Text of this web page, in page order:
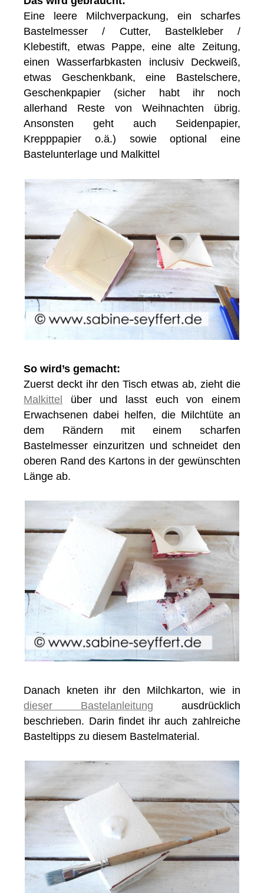
Eine leere Milchverpackung, ein scharfes
Bastelmesser / Cutter, Bastelkleber /
Klebestift, etwas Pappe, eine alte Zeitung,
einen Wasserfarbkasten inclusiv Deckweiß,
etwas Geschenkbank, eine Bastelschere,
Geschenkpapier (sicher habt ihr noch
allerhand Reste von Weihnachten übrig.
Ansonsten geht auch Seidenpapier,
Krepppapier o.ä.) sowie optional eine
Bastelunterlage und Malkittel
So wird’s gemacht:
Zuerst deckt ihr den Tisch etwas ab, zieht die
Malkittel über und lasst euch von einem
Erwachsenen dabei helfen, die Milchtüte an
dem Rändern mit einem scharfen
Bastelmesser einzuritzen und schneidet den
oberen Rand des Kartons in der gewünschten
Länge ab.
Danach kneten ihr den Milchkarton, wie in
dieser Bastelanleitung ausdrücklich
beschrieben. Darin findet ihr auch zahlreiche
Basteltipps zu diesem Bastelmaterial.